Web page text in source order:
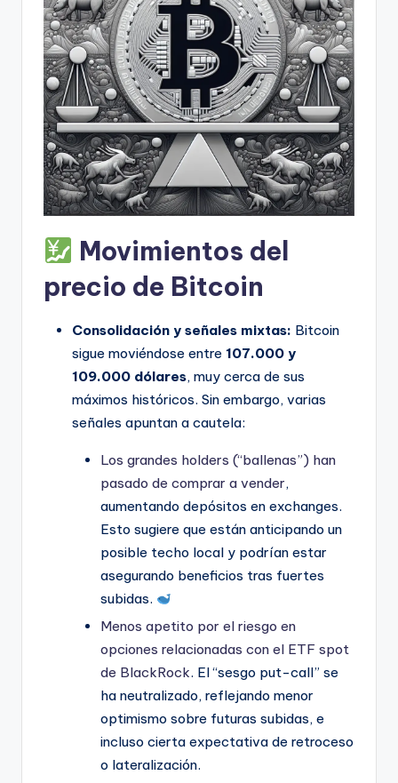
Movimientos del
precio de Bitcoin
Consolidación y señales mixtas: Bitcoin
sigue moviéndose entre 107.000 y
109.000 dólares, muy cerca de sus
máximos históricos. Sin embargo, varias
señales apuntan a cautela:
Los grandes holders (“ballenas”) han
pasado de comprar a vender,
aumentando depósitos en exchanges.
Esto sugiere que están anticipando un
posible techo local y podrían estar
asegurando beneficios tras fuertes
subidas.
Menos apetito por el riesgo en
opciones relacionadas con el ETF spot
de BlackRock. El “sesgo put-call” se
ha neutralizado, reflejando menor
optimismo sobre futuras subidas, e
incluso cierta expectativa de retroceso
o lateralización.